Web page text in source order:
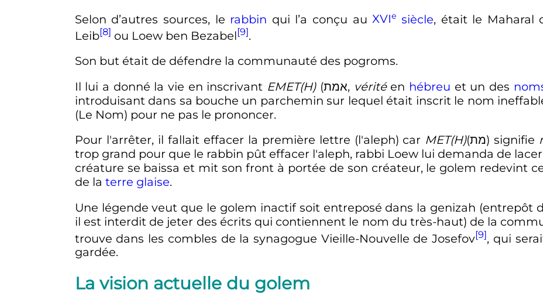
Selon d’autres sources, le rabbin qui l’a conçu auXVIe siècle, était le Maharal
Leib[8] ou Loew ben Bezabel[9].
Son but était de défendre la communauté des pogroms.
Il lui a donné la vie en inscrivant EMET(H)(אמת, véritéen hébreu et un des
introduisant dans sa bouche un parchemin sur lequel était inscrit le nom
(Le Nom) pour ne pas le prononcer.
Pour l'arrêter, il fallait effacer la première lettre (l'aleph) car MET(H)(מת) signifie
trop grand pour que le rabbin pût effacer l'aleph, rabbi Loew lui demanda de lacer
créature se baissa et mit son front à portée de son créateur, le golem redevint
de la terre glaise.
Une légende veut que le golem inactif soit entreposé dans la genizah (entrepôt
il est interdit de jeter des écrits qui contiennent le nom du très-haut) de la
trouve dans les combles de la synagogue Vieille-Nouvelle de Josefov[9], qui
gardée.
La vision actuelle du golem